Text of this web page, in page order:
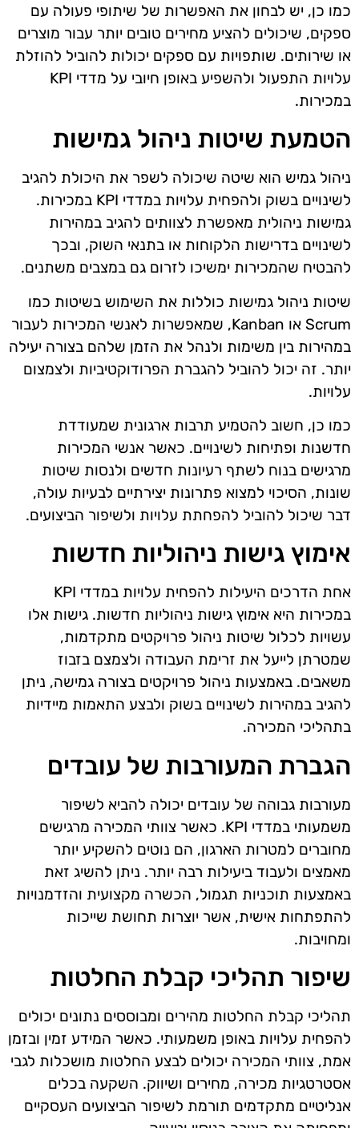
כמו כן, יש לבחון את האפשרות של שיתופי פעולה עם
ספקים, שיכולים להציע מחירים טובים יותר עבור מוצרים
או שירותים. שותפויות עם ספקים יכולות להוביל להוזלת
עלויות התפעול ולהשפיע באופן חיובי על מדדי KPI
במכירות.
הטמעת שיטות ניהול גמישות
ניהול גמיש הוא שיטה שיכולה לשפר את היכולת להגיב
לשינויים בשוק ולהפחית עלויות במדדי KPI במכירות.
גמישות ניהולית מאפשרת לצוותים להגיב במהירות
לשינויים בדרישות הלקוחות או בתנאי השוק, ובכך
להבטיח שהמכירות ימשיכו לזרום גם במצבים משתנים.
שיטות ניהול גמישות כוללות את השימוש בשיטות כמו
Scrum או Kanban, שמאפשרות לאנשי המכירות לעבור
במהירות בין משימות ולנהל את הזמן שלהם בצורה יעילה
יותר. זה יכול להוביל להגברת הפרודוקטיביות ולצמצום
עלויות.
כמו כן, חשוב להטמיע תרבות ארגונית שמעודדת
חדשנות ופתיחות לשינויים. כאשר אנשי המכירות
מרגישים בנוח לשתף רעיונות חדשים ולנסות שיטות
שונות, הסיכוי למצוא פתרונות יצירתיים לבעיות עולה,
דבר שיכול להוביל להפחתת עלויות ולשיפור הביצועים.
אימוץ גישות ניהוליות חדשות
אחת הדרכים היעילות להפחית עלויות במדדי KPI
במכירות היא אימוץ גישות ניהוליות חדשות. גישות אלו
עשויות לכלול שיטות ניהול פרויקטים מתקדמות,
שמטרתן לייעל את זרימת העבודה ולצמצם בזבוז
משאבים. באמצעות ניהול פרויקטים בצורה גמישה, ניתן
להגיב במהירות לשינויים בשוק ולבצע התאמות מיידיות
בתהליכי המכירה.
הגברת המעורבות של עובדים
מעורבות גבוהה של עובדים יכולה להביא לשיפור
משמעותי במדדי KPI. כאשר צוותי המכירה מרגישים
מחוברים למטרות הארגון, הם נוטים להשקיע יותר
מאמצים ולעבוד ביעילות רבה יותר. ניתן להשיג זאת
באמצעות תוכניות תגמול, הכשרה מקצועית והזדמנויות
להתפתחות אישית, אשר יוצרות תחושת שייכות
ומחויבות.
שיפור תהליכי קבלת החלטות
תהליכי קבלת החלטות מהירים ומבוססים נתונים יכולים
להפחית עלויות באופן משמעותי. כאשר המידע זמין ובזמן
אמת, צוותי המכירה יכולים לבצע החלטות מושכלות לגבי
אסטרטגיות מכירה, מחירים ושיווק. השקעה בכלים
אנליטיים מתקדמים תורמת לשיפור הביצועים העסקיים